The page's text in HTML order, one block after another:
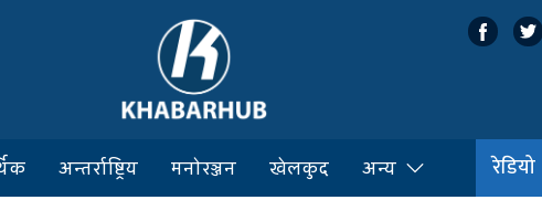
अन्तर्राष्ट्रिय मनोरञ्जन खेलकुद अन्य रेडियो